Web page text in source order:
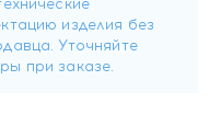
пероральных
препаратов.
и ощущением
и ухоженный вид.